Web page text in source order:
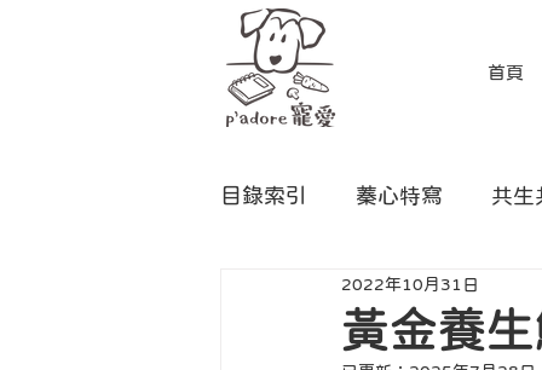
首頁
目錄索引 蓁心特寫 共生
黃金養
2022年10月31日